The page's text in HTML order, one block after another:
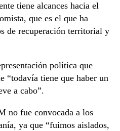
tiene alcances hacia el
que es el que ha
de recuperación territorial y
política que
“todavía tiene que haber un
a cabo”.
no fue convocada a los
ya que “fuimos aislados,